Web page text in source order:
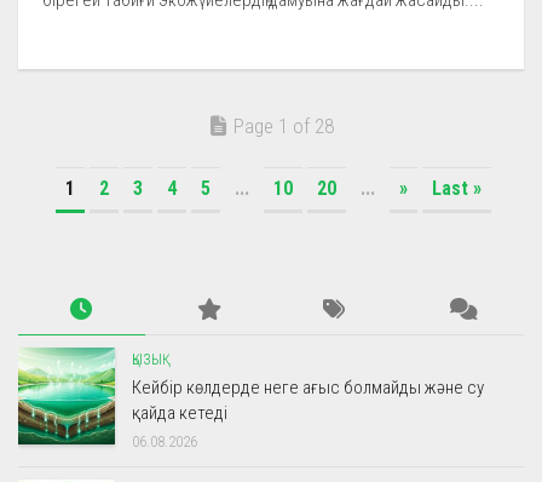
Page 1 of 28
1 2 3 4 5 ... 10 20 ... » Last »
ҚЫЗЫҚ
Кейбір көлдерде неге ағыс болмайды және су
қайда кетеді
06.08.2026